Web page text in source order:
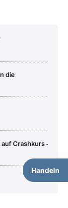
Handeln
die
Crashkurs ‑